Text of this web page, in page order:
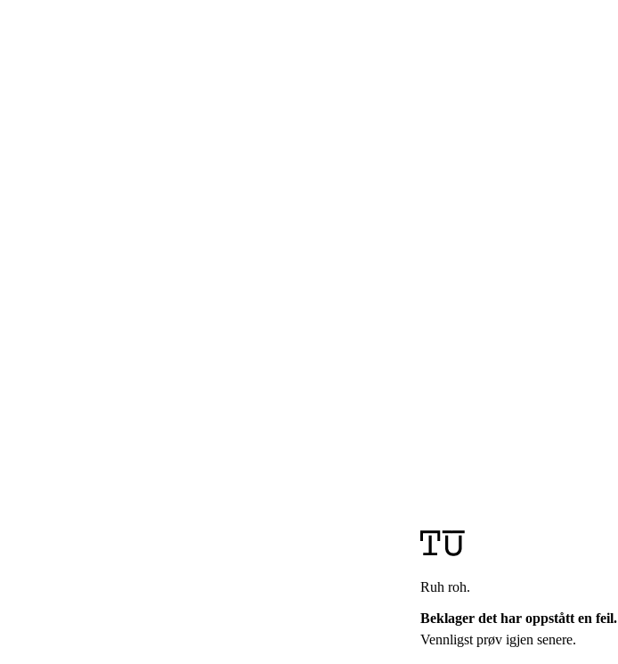
Ruh roh.
Beklager det har oppstått en feil.
Vennligst prøv igjen senere.